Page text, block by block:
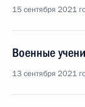
15 сентября 2021
Военные
13 сентября 2021